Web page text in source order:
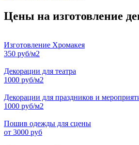
Цены на изготовление
Изготовление Хромакея
350 руб/м2
Декорации для театра
1000 руб/м2
Декорации для праздников и
1000 руб/м2
Пошив одежды для сцены
от 3000 руб